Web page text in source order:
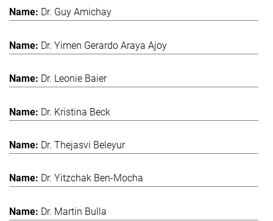
Dr. Guy Amichay
Dr. Yimen Gerardo Araya Ajoy
Dr. Leonie Baier
Dr. Kristina Beck
Dr. Thejasvi Beleyur
Dr. Yitzchak Ben-Mocha
Dr. Martin Bulla